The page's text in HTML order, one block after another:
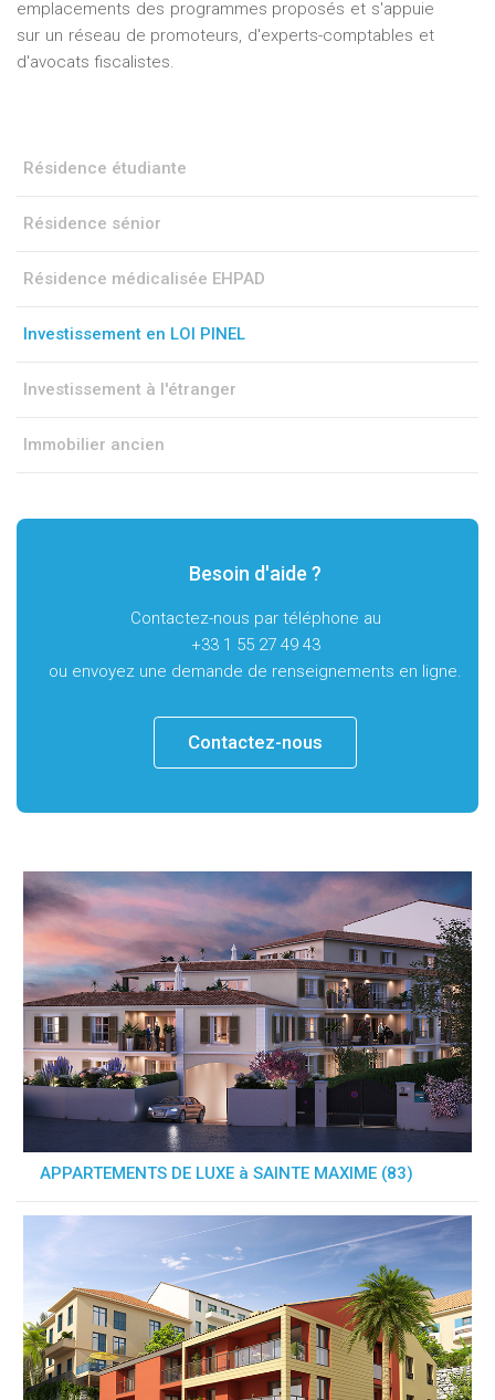
emplacements des programmes proposés et s'appuie
sur un réseau de promoteurs, d'experts-comptables et
d'avocats fiscalistes.
Résidence étudiante
Résidence sénior
Résidence médicalisée EHPAD
Investissement en LOI PINEL
Investissement à l'étranger
Immobilier ancien
Besoin d'aide ?
Contactez-nous par téléphone au
+33 1 55 27 49 43
ou envoyez une demande de renseignements en ligne.
Contactez-nous
APPARTEMENTS DE LUXE à SAINTE MAXIME (83)